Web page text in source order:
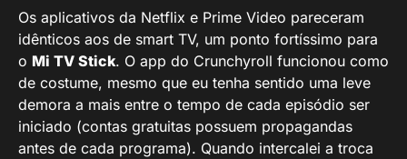
Os aplicativos da Netflix e Prime Video pareceram
idênticos aos de smart TV, um ponto fortíssimo para
o Mi TV Stick. O app do Crunchyroll funcionou como
de costume, mesmo que eu tenha sentido uma leve
demora a mais entre o tempo de cada episódio ser
iniciado (contas gratuitas possuem propagandas
antes de cada programa). Quando intercalei a troca